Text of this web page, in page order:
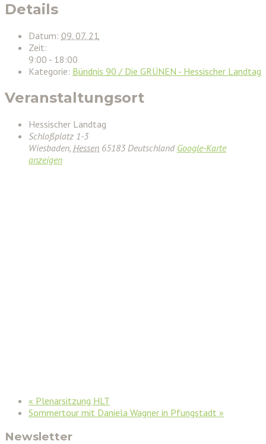
Details
Datum: 09. 07. 21
Zeit:
9:00 - 18:00
Kategorie: Bündnis 90 / Die GRÜNEN - Hessischer Landtag
Veranstaltungsort
Hessischer Landtag
Schloßplatz 1-3
Wiesbaden, Hessen 65183 Deutschland Google-Karte
anzeigen
« Plenarsitzung HLT
Sommertour mit Daniela Wagner in Pfungstadt »
Newsletter